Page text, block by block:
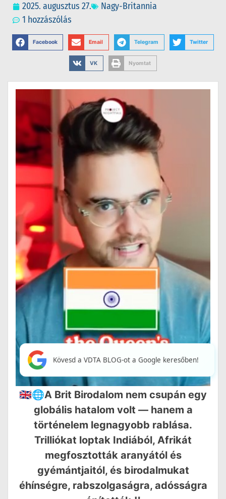
2025. augusztus 27.
Nagy-Britannia
1 hozzászólás
Facebook Email Telegram Twitter
VK Nyomtat
Kövesd a VDTA BLOG-ot a Google keresőben!
🇬🇧🌐A Brit Birodalom nem csupán egy
globális hatalom volt — hanem a
történelem legnagyobb rablása.
Trilliókat loptak Indiából, Afrikát
megfosztották aranyától és
gyémántjaitól, és birodalmukat
éhínségre, rabszolgaságra, adósságra